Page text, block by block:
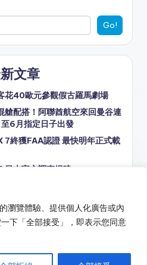
瀏覽體驗、提供個人化廣告或內
下「全部接受」，即表示您同意
Go!
文章
花40歐元參觀假古羅馬劇場
艙配搭！阿聯酋航空來回曼谷連
6月指定日子出發
7終獲FAA認證 最快明年正式載
日本官方調查揭曉
時間唔長！阿提哈德航空來回
Flyagain.la . All rights reserved.